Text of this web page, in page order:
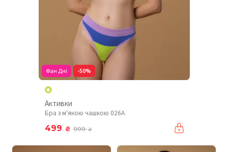
Фан Дні -50%
Активки
Бра з м'якою чашкою 026A
499 ₴ 999₴